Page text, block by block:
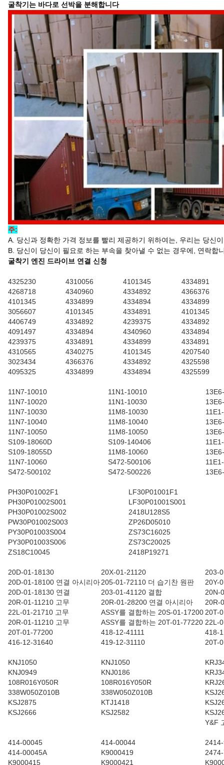
굴착기는 바다로 선박을 분해합니다
주:
A. 당신과 정확한 가격 정보를 빨리 제공하기 위하여는, 우리는 당신
B. 당신이 당신이 필요로 하는 부속을 찾아낼 수 없는 경우에, 연락합
굴착기 엔진 드라이브 연결 신청
4325230 4310056 4101345
4334891
4268718
4340960 4334892
4366376
4101345
4334899 4334894
4334899
3056607
4101345 4334891
4101345
4406749
4334892 4239375
4334892
4091497
4334894 4340960
4334894
4239375
4334891 4334899
4334891
4310565
4340275 4101345
4207540
3023434
4366376 4334892
4325598
4095325
4334899 4334894 4325599
11N7-10010 11N1-10010
11N7-10020
11N1-10030
11N7-10030
11M8-10030
11N7-10040
11M8-10040
11N7-10050
11M8-10050
S109-18060D
S109-140406
S109-18055D
11M8-10060
11N7-10060
S472-500106
S472-500102
S472-500226
PH30P01002F1
LF30P01001F1
PH30P01002S001
LF30P01001S001
PH30P01002S002
2418U128S5
PW30P01002S003
ZP26D05010
PY30P01003S004
ZS73C16025
PY30P01003S006
ZS73C20025
ZS18C10045
2418P19271
20D-01-18130 20X-01-21120
203-
20D-01-18100 연결 아시리아205-01-72110 더 습기찬 원판
20Y-
20D-01-18130 연결
203-01-41120 결합
20N-
20R-01-11210 고무
20R-01-28200 연결 아시리아
20R-
22L-01-21710 고무
ASSY를 결합하는 20S-01-1720020T-
20R-01-11210 고무
ASSY를 결합하는 20T-01-77220 22L-
20T-01-77200
418-12-41111
418-
416-12-31640
419-12-31110 20T-
KNJ1050 KNJ1050
KNJ0949
KNJ0186
108R016Y050R
108R016Y050R
338W050Z010B
338W050Z010B
KSJ2875
KTJ1418
KSJ2666
KSJ2582
Y&F
414-00045 414-00044
414-00045A
K9000419
K9000415
K9000421